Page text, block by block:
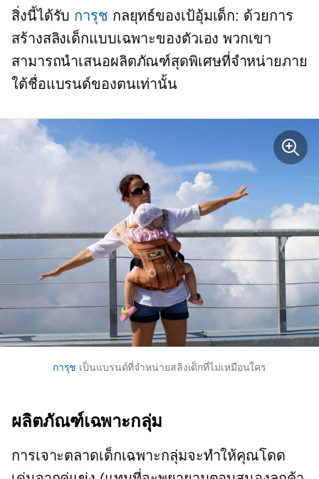
สิ่งนี้ได้รับ การุช กลยุทธ์ของเป้อุ้มเด็ก: ด้วยการ
สร้างสลิงเด็กแบบเฉพาะของตัวเอง พวกเขา
สามารถนำเสนอผลิตภัณฑ์สุดพิเศษที่จำหน่ายภาย
ใต้ชื่อแบรนด์ของตนเท่านั้น
การุช เป็นแบรนด์ที่จำหน่ายสลิงเด็กที่ไม่เหมือนใคร
ผลิตภัณฑ์เฉพาะกลุ่ม
การเจาะตลาดเด็กเฉพาะกลุ่มจะทำให้คุณโดด